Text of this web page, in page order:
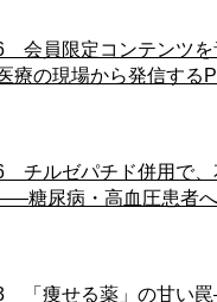
会員限定コンテンツを
療の現場から発信する
チルゼパチド併用で、
糖尿病・高血圧患者
「痩せる薬」の甘い